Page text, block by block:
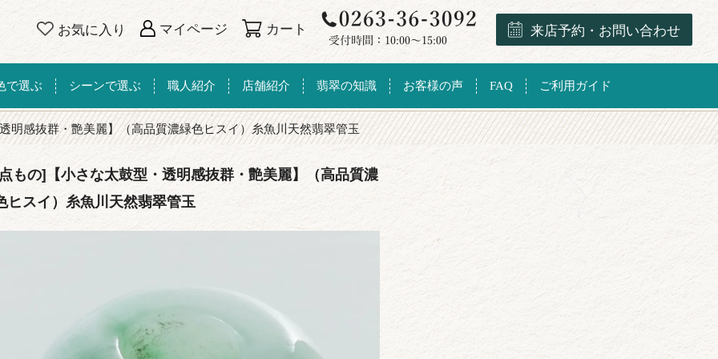
お気に入り マイページ カート 来店予約・お問い合わせ
で選ぶ シーンで選ぶ 職人紹介 店舗紹介 翡翠の知識 お客様の声 FAQ ご利用ガイド
明感抜群・艶美麗】（高品質濃緑色ヒスイ）糸魚川天然翡翠管玉
もの]【小さな太鼓型・透明感抜群・艶美麗】（高品質濃
ヒスイ）糸魚川天然翡翠管玉